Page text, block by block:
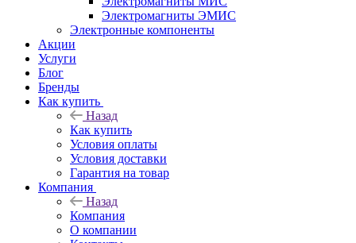
Электромагниты ЭМИС
Электронные компоненты
Акции
Услуги
Блог
Бренды
Как купить
Назад
Как купить
Условия оплаты
Условия доставки
Гарантия на товар
Компания
Назад
Компания
О компании